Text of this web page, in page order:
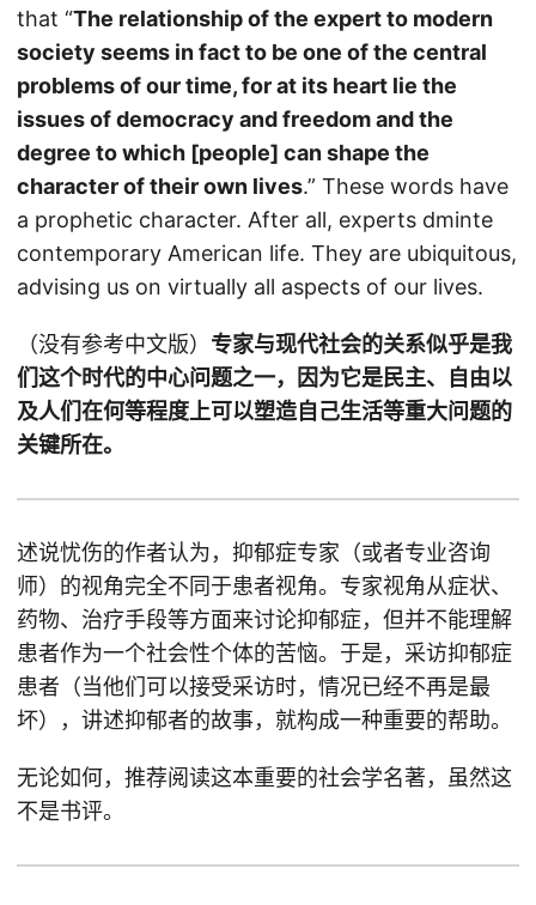
that “The relationship of the expert to modern
society seems in fact to be one of the central
problems of our time, for at its heart lie the
issues of democracy and freedom and the
degree to which [people] can shape the
character of their own lives.” These words have
a prophetic character. After all, experts dminte
contemporary American life. They are ubiquitous,
advising us on virtually all aspects of our lives.
（没有参考中文版） 专家与现代社会的关系似乎是我
们这个时代的中心问题之一，因为它是民主、自由以
及人们在何等程度上可以塑造自己生活等重大问题的
关键所在。
述说忧伤的作者认为，抑郁症专家（或者专业咨询
师）的视角完全不同于患者视角。专家视角从症状、
药物、治疗手段等方面来讨论抑郁症，但并不能理解
患者作为一个社会性个体的苦恼。于是，采访抑郁症
患者（当他们可以接受采访时，情况已经不再是最
坏），讲述抑郁者的故事，就构成一种重要的帮助。
无论如何，推荐阅读这本重要的社会学名著，虽然这
不是书评。